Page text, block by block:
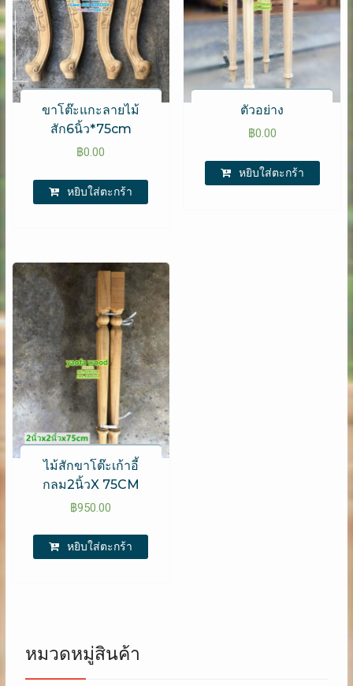
ขาโต๊ะแกะลายไม้
สัก6นิ้ว*75cm
฿0.00
หยิบใส่ตะกร้า
ตัวอย่าง
฿0.00
หยิบใส่ตะกร้า
ไม้สักขาโต๊ะเก้าอี้
กลม2นิ้วX 75CM
฿950.00
หยิบใส่ตะกร้า
หมวดหมู่สินค้า